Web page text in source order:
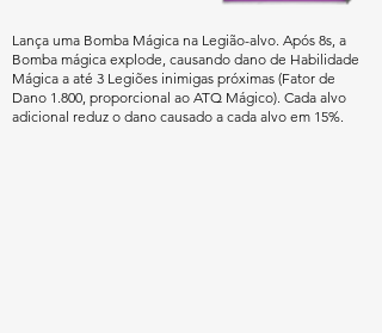
Lança uma Bomba Mágica na Legião-alvo. Após 8s, a
Bomba mágica explode, causando dano de Habilidade
Mágica a até 3 Legiões inimigas próximas (Fator de
Dano 1.800, proporcional ao ATQ Mágico). Cada alvo
adicional reduz o dano causado a cada alvo em 15%.